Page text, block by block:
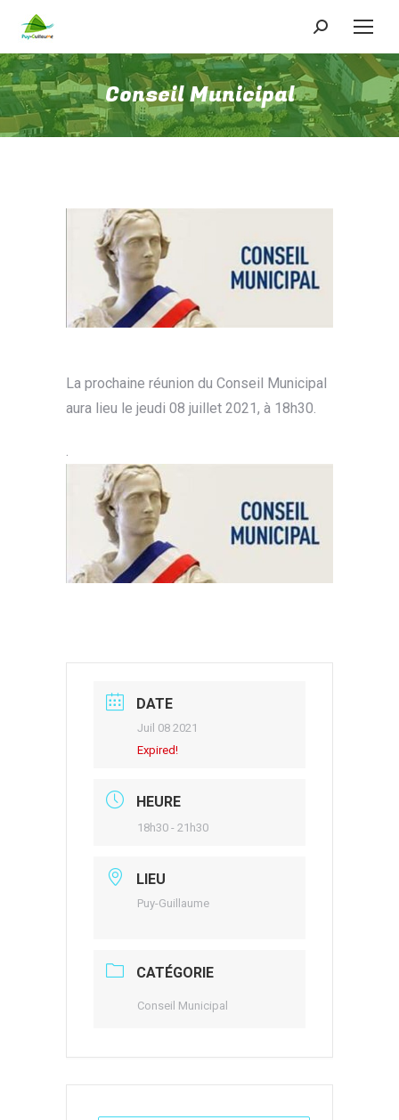
Recherche
:
Conseil Municipal
La prochaine réunion du Conseil Municipal
aura lieu le jeudi 08 juillet 2021, à 18h30.
.
DATE
Juil 08 2021
Expired!
HEURE
18h30 - 21h30
LIEU
Puy-Guillaume
CATÉGORIE
Conseil Municipal